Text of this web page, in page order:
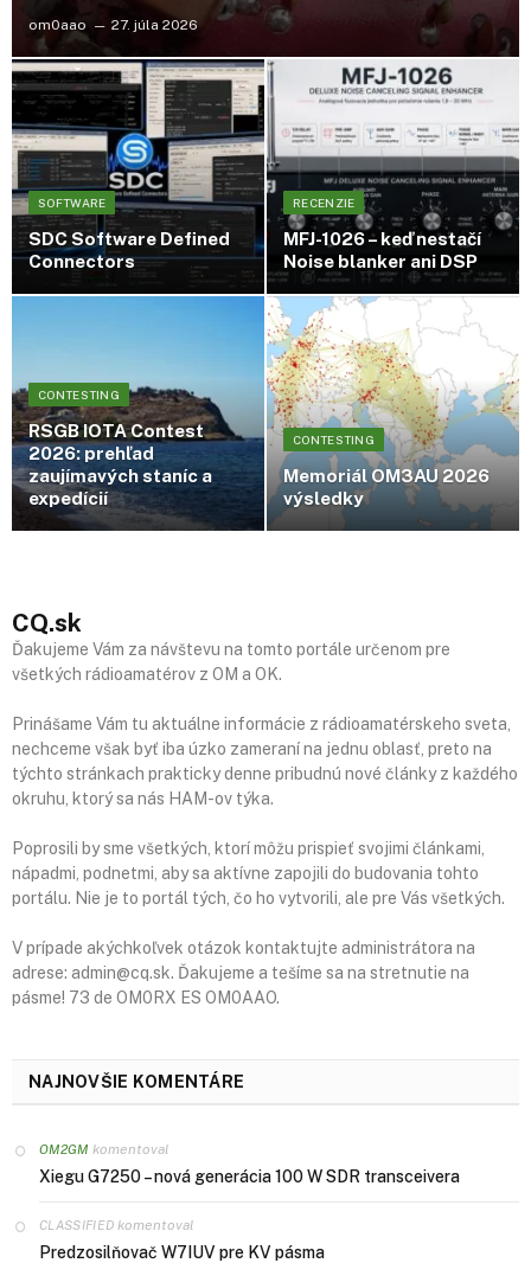
om0aao 27. júla 2026
SOFTWARE
SDC Software Defined
Connectors
RECENZIE
MFJ-1026 – keď nestačí
Noise blanker ani DSP
CONTESTING
RSGBIOTAContest
2026: prehľad
zaujímavých staníc a
expedícií
CONTESTING
Memoriál OM3AU 2026
výsledky
CQ.sk
Ďakujeme Vám za návštevu na tomto portále určenom pre
všetkých rádioamatérov z OM a OK.
Prinášame Vám tu aktuálne informácie z rádioamatérskeho sveta,
nechceme však byť iba úzko zameraní na jednu oblasť, preto na
týchto stránkach prakticky denne pribudnú nové články z každého
okruhu, ktorý sa nás HAM-ov týka.
Poprosili by sme všetkých, ktorí môžu prispieť svojimi článkami,
nápadmi, podnetmi, aby sa aktívne zapojili do budovania tohto
portálu. Nie je to portál tých, čo ho vytvorili, ale pre Vás všetkých.
V prípade akýchkoľvek otázok kontaktujte administrátora na
adrese: admin@cq.sk. Ďakujeme a tešíme sa na stretnutie na
pásme! 73 de OM0RX ES OM0AAO.
NAJNOVŠIE KOMENTÁRE
OM2GM komentoval
Xiegu G7250 – nová generácia 100 W SDR transceivera
CLASSIFIED komentoval
Predzosilňovač W7IUV pre KV pásma